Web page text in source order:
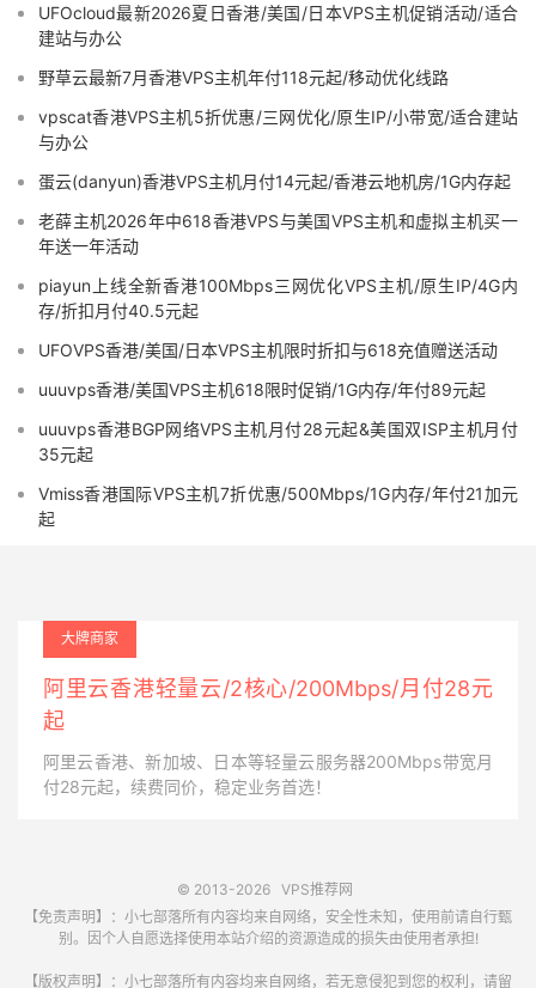
UFOcloud最新2026夏日香港/美国/日本VPS主机促销活动/适合
建站与办公
野草云最新7月香港VPS主机年付118元起/移动优化线路
vpscat香港VPS主机5折优惠/三网优化/原生IP/小带宽/适合建站
与办公
蛋云(danyun)香港VPS主机月付14元起/香港云地机房/1G内存起
老薛主机2026年中618香港VPS与美国VPS主机和虚拟主机买一
年送一年活动
piayun上线全新香港100Mbps三网优化VPS主机/原生IP/4G内
存/折扣月付40.5元起
UFOVPS香港/美国/日本VPS主机限时折扣与618充值赠送活动
uuuvps香港/美国VPS主机618限时促销/1G内存/年付89元起
uuuvps香港BGP网络VPS主机月付28元起&美国双ISP主机月付
35元起
Vmiss香港国际VPS主机7折优惠/500Mbps/1G内存/年付21加元
起
大牌商家
阿里云香港轻量云/2核心/200Mbps/月付28元
起
阿里云香港、新加坡、日本等轻量云服务器200Mbps带宽月
付28元起，续费同价，稳定业务首选！
© 2013-2026 VPS推荐网
【免责声明】：小七部落所有内容均来自网络，安全性未知，使用前请自行甄
别。因个人自愿选择使用本站介绍的资源造成的损失由使用者承担!
【版权声明】：小七部落所有内容均来自网络，若无意侵犯到您的权利，请留